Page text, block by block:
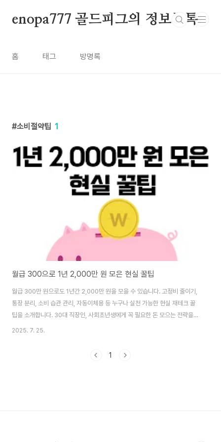
enopa777 골드피그의 정보톡톡
홈 태그 방명록
소비절약팁 1
월급 300으로 1년 2,000만 원 모은 현실 꿀팁
월급 300만 원으로도 1년간 2,000만 원을 모을 수 있습니다. 고정비 줄이기,
통장 분리, 소비 습관 관리, 자동이체용 등 누구나 실천 가능한 현실 재테크 꿀
팁을 소개합니다. 30대 직장인, 사회초년생에게 꼭 필요한 돈 모으는 전략을
이 글을 통해서 함께 알아봅시다. 📝목차왜 월급 300도 모으기 어려울까?1년
전 팁소비 습관 리셋: 작은 습관의 힘부수입 없이도 가능한 절약 포인트결론: 월
2025. 7. 25.
1